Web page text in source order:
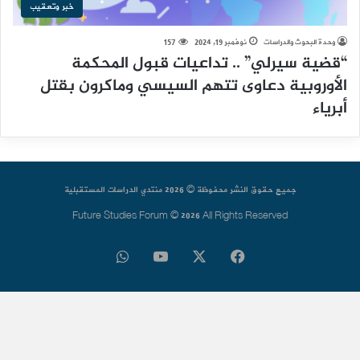
خبر وتعقيب
وحدة البحوث والدراسات نوفمبر 19, 2024 157
“قضية سيرلي” .. تداعيات قبول المحكمة
الأوروبية دعاوى تتهم السيسي وماكرون بقتل
أبرياء
جميع حقوق النشر محفوظة © 2026 منتدي الدراسات المستقبلية
Future Studies Forum © 2026 All Rights Reserved
فيسبوك ‫YouTube